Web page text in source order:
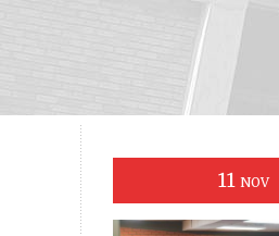
11 NOV